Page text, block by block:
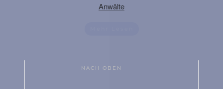
Anwälte
NACH OBEN